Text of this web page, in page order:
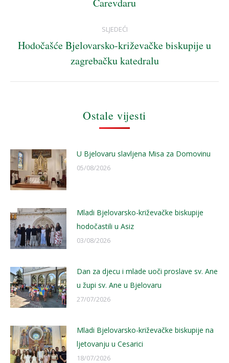
post:
Carevdaru
SLJEDEĆI
post:
Hodočašće Bjelovarsko-križevačke biskupije u
zagrebačku katedralu
Ostale vijesti
U Bjelovaru slavljena Misa za Domovinu
05/08/2026
Mladi Bjelovarsko-križevačke biskupije
hodočastili u Asiz
03/08/2026
Dan za djecu i mlade uoči proslave sv. Ane
u župi sv. Ane u Bjelovaru
27/07/2026
Mladi Bjelovarsko-križevačke biskupije na
ljetovanju u Cesarici
18/07/2026